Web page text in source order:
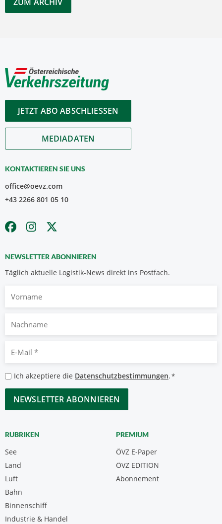
JETZT ABO ABSCHLIESSEN
MEDIADATEN
KONTAKTIEREN SIE UNS
office@oevz.com
+43 2266 801 05 10
NEWSLETTER ABONNIEREN
Täglich aktuelle Logistik-News direkt ins Postfach.
Nachname
Mail
*
Datenschutzbestimmungen
*
Ich akzeptiere die Datenschutzbestimmungen.*
CAPTCHA
RUBRIKEN
See
Land
Luft
Bahn
Binnenschiff
Industrie & Handel
PREMIUM
ÖVZ E-Paper
Abonnement
ÖVZ EDITION